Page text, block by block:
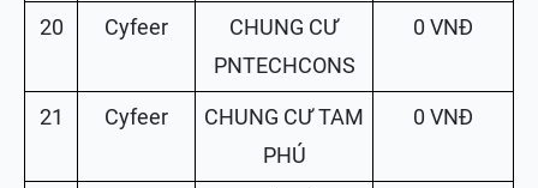
20 Cyfeer
CHUNG CƯ
PNTECHCONS
0 VNĐ
21 Cyfeer
CHUNG CƯ TAM
PHÚ
0 VNĐ